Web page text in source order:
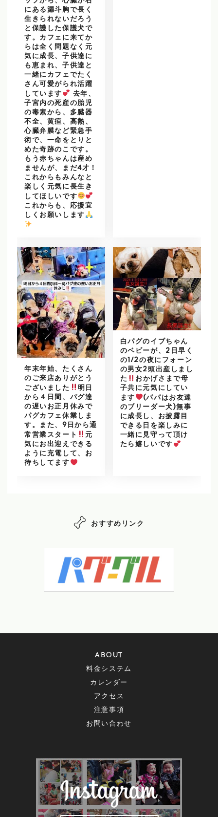
にある漏斗胸で長く
生きられないだろう
と保護した保護犬で
す。カフェに来てか
らは全く問題なく元
気に成長、子供達に
も恵まれ、子供達と
一緒にカフェでたく
さん可愛がられ活躍
しています
去年、
子宮内の死産の胎児
の毒素から、多臓器
不全、黄疸、高熱、
心臓弁膜など緊急手
術で、一命をとりと
めた奇跡のこです。
もう赤ちゃんは産め
ませんが、まだ4才！
これからもみんなと
楽しく元気に長生き
してほしいです
これからも、応援宜
しくお願いします
年末年始、たくさん
のご来店ありがとう
ございました
明日
から４日間、パグ達
の遅いお正月休みで
パグカフェ休業しま
す。また、9日から通
常営業スタート
元
気にお出迎えできる
ように充電して、お
待ちしてます
白パグのイブちゃん
のベビーが、2日早く
の1/2の夜にフォーン
の男女2頭出産しまし
た
おかげさまで母
子共に元気にしてい
ます
(パパはお友達
のブリーダー犬)無事
に成長し、お披露目
できる日を楽しみに
一緒に見守って頂け
たら嬉しいです
おすすめリンク
ABOUT
料金システム
カレンダー
アクセス
注意事項
お問い合わせ